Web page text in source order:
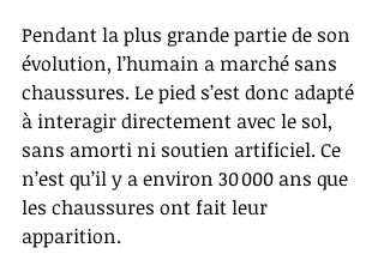
Pendant la plus grande partie de son
évolution, l’humain a marché sans
chaussures. Le pied s’est donc adapté
à interagir directement avec le sol,
sans amorti ni soutien artificiel. Ce
n’est qu’il y a environ 30 000 ans que
les chaussures ont fait leur
apparition.